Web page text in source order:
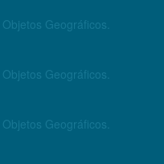
Objetos Geográficos.
Objetos Geográficos.
Objetos Geográficos.